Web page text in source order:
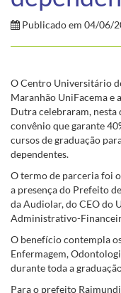
Publicado em 04/06/
O Centro Universitário
Maranhão UniFacema e
Dutra celebraram, nesta
convênio que garante
cursos de graduação
dependentes.
O termo de parceria foi
a presença do Prefeito
da Audiolar, do CEO do
Administrativo-
O benefício contempla
Enfermagem,
durante toda a
Para o prefeito